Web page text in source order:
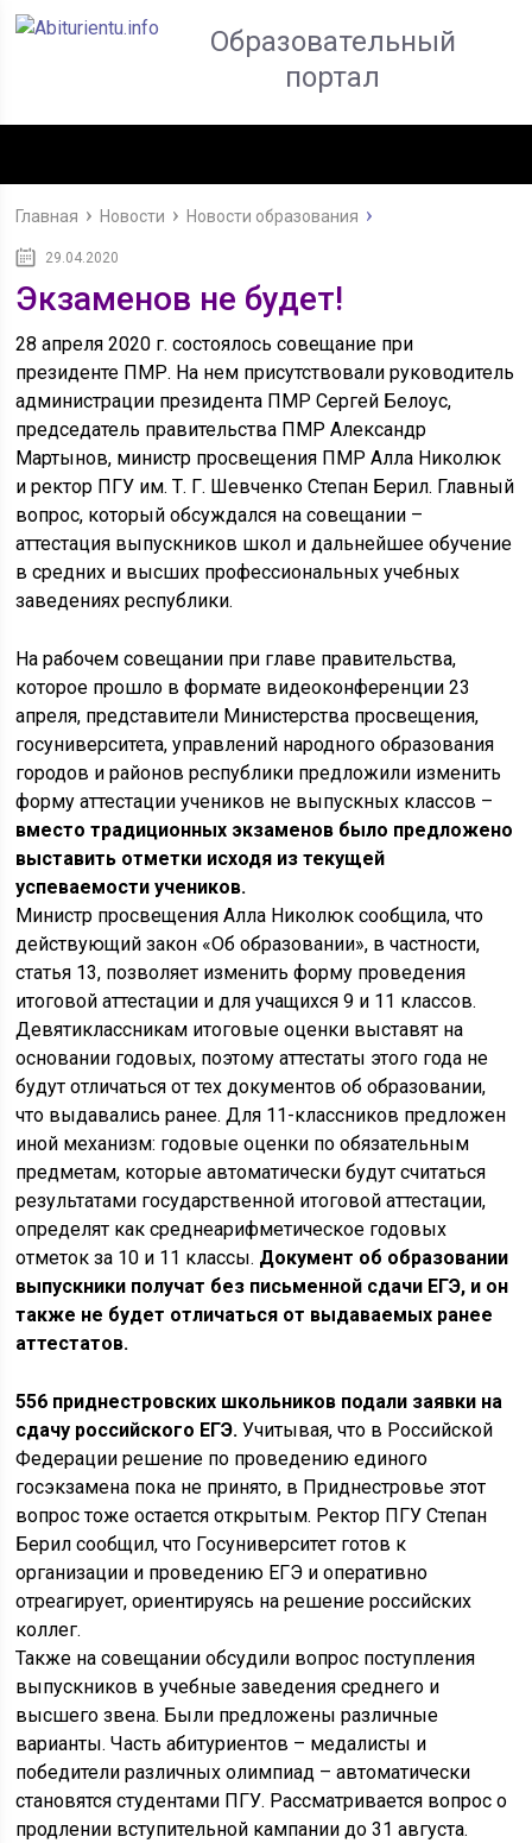
Образовательный
портал
Главная Новости Новости образования
29.04.2020
Экзаменов не будет!
28 апреля 2020 г. состоялось совещание при
президенте ПМР. На нем присутствовали руководитель
администрации президента ПМР Сергей Белоус,
председатель правительства ПМР Александр
Мартынов, министр просвещения ПМР Алла Николюк
и ректор ПГУ им. Т. Г. Шевченко Степан Берил. Главный
вопрос, который обсуждался на совещании –
аттестация выпускников школ и дальнейшее обучение
в средних и высших профессиональных учебных
заведениях республики.
На рабочем совещании при главе правительства,
которое прошло в формате видеоконференции 23
апреля, представители Министерства просвещения,
госуниверситета, управлений народного образования
городов и районов республики предложили изменить
форму аттестации учеников не выпускных классов –
вместо традиционных экзаменов было предложено
выставить отметки исходя из текущей
успеваемости учеников.
Министр просвещения Алла Николюк сообщила, что
действующий закон «Об образовании», в частности,
статья 13, позволяет изменить форму проведения
итоговой аттестации и для учащихся 9 и 11 классов.
Девятиклассникам итоговые оценки выставят на
основании годовых, поэтому аттестаты этого года не
будут отличаться от тех документов об образовании,
что выдавались ранее. Для 11-классников предложен
иной механизм: годовые оценки по обязательным
предметам, которые автоматически будут считаться
результатами государственной итоговой аттестации,
определят как среднеарифметическое годовых
отметок за 10 и 11 классы. Документ об образовании
выпускники получат без письменной сдачи ЕГЭ, и он
также не будет отличаться от выдаваемых ранее
аттестатов.
556 приднестровских школьников подали заявки на
сдачу российского ЕГЭ. Учитывая, что в Российской
Федерации решение по проведению единого
госэкзамена пока не принято, в Приднестровье этот
вопрос тоже остается открытым. Ректор ПГУ Степан
Берил сообщил, что Госуниверситет готов к
организации и проведению ЕГЭ и оперативно
отреагирует, ориентируясь на решение российских
коллег.
Также на совещании обсудили вопрос поступления
выпускников в учебные заведения среднего и
высшего звена. Были предложены различные
варианты. Часть абитуриентов – медалисты и
победители различных олимпиад – автоматически
становятся студентами ПГУ. Рассматривается вопрос о
продлении вступительной кампании до 31 августа.